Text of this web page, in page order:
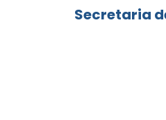
Secretaria